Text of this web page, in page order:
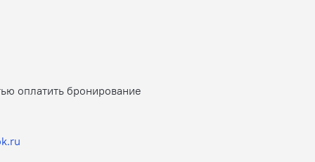
оплатить бронирование